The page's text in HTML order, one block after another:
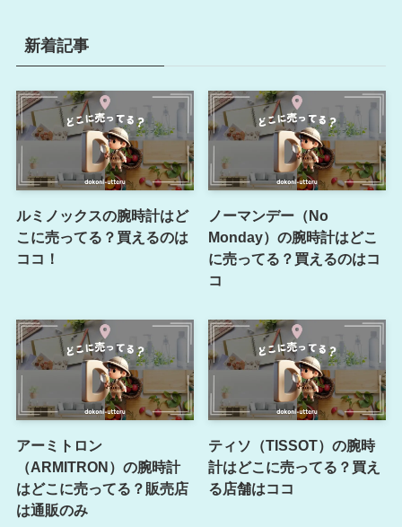
新着記事
ルミノックスの腕時計はど
こに売ってる？買えるのは
ココ！
ノーマンデー（No
Monday）の腕時計はどこ
に売ってる？買えるのはコ
コ
アーミトロン
（ARMITRON）の腕時計
はどこに売ってる？販売店
は通販のみ
ティソ（TISSOT）の腕時
計はどこに売ってる？買え
る店舗はココ